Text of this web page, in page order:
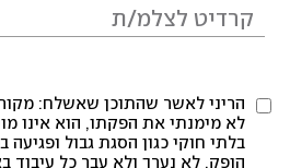
הריני לאשר שהתוכן שאשלח:
לא מימנתי את הפקתו, הוא אינו
בלתי חוקי כגון הסגת גבול ופגיעה
הופק, לא נערך ולא עבר כל עיבוד